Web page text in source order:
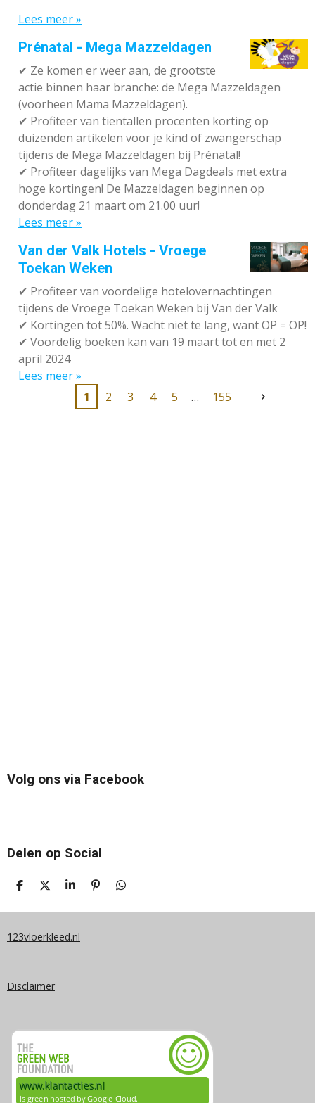
Lees meer »
Prénatal - Mega Mazzeldagen
✔ Ze komen er weer aan, de grootste
actie binnen haar branche: de Mega Mazzeldagen
(voorheen Mama Mazzeldagen).
✔ Profiteer van tientallen procenten korting op
duizenden artikelen voor je kind of zwangerschap
tijdens de Mega Mazzeldagen bij Prénatal!
✔ Profiteer dagelijks van Mega Dagdeals met extra
hoge kortingen! De Mazzeldagen beginnen op
donderdag 21 maart om 21.00 uur!
Lees meer »
Van der Valk Hotels - Vroege
Toekan Weken
✔ Profiteer van voordelige hotelovernachtingen
tijdens de Vroege Toekan Weken bij Van der Valk
✔ Kortingen tot 50%. Wacht niet te lang, want OP = OP!
✔ Voordelig boeken kan van 19 maart tot en met 2
april 2024
Lees meer »
1
2 3 4 5 155
Volg ons via Facebook
Delen op Social
D
L
N
D
E
S
A
E
P
N
D
L
123vloerkleed.nl
Disclaimer